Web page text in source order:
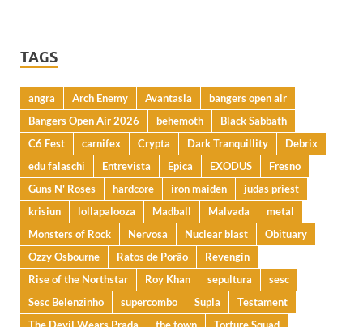
TAGS
angra Arch Enemy Avantasia
bangers open air
Bangers Open Air 2026
behemoth
Black Sabbath
C6 Fest
carnifex Crypta Dark Tranquillity
Debrix
edu falaschi
Entrevista Epica EXODUS
Fresno
Guns N' Roses
hardcore iron maiden
judas priest
krisiun
lollapalooza Madball Malvada
metal
Monsters of Rock
Nervosa Nuclear blast
Obituary
Ozzy Osbourne
Ratos de Porão
Revengin
Rise of the Northstar
Roy Khan sepultura
sesc
Sesc Belenzinho
supercombo Supla
Testament